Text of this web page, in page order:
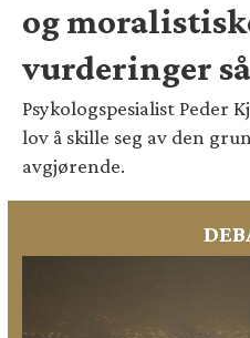
og
vurderinger
Psykologspesialist Peder
lov å skille seg av den
avgjørende.